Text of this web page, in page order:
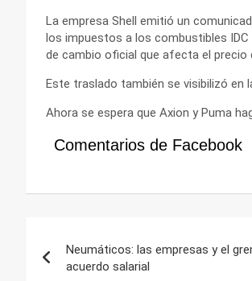
La empresa Shell emitió un
los impuestos a los combustibles
de cambio oficial que afecta el precio
Este traslado también se visibilizó en
Ahora se espera que Axion y Puma
Comentarios de Facebook
de
Neumáticos: las empresas y el
acuerdo salarial